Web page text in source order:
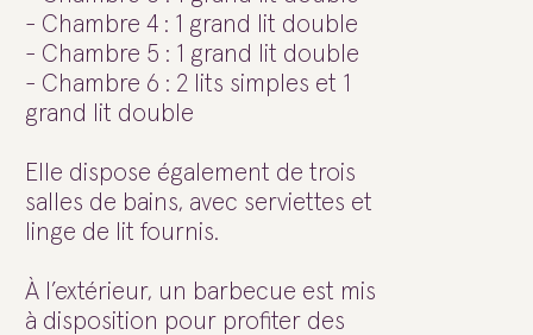
- Chambre 4 : 1 grand lit double
- Chambre 5 : 1 grand lit double
- Chambre 6 : 2 lits simples et 1
grand lit double
Elle dispose également de trois
salles de bains, avec serviettes et
linge de lit fournis.
À l’extérieur, un barbecue est mis
à disposition pour profiter des